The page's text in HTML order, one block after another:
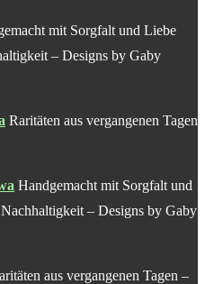
mit Sorgfalt und Liebe
– Designs by Gaby
Raritäten aus vergangenen Tagen
Handgemacht mit Sorgfalt und
– Designs by Gaby
aus vergangenen Tagen –